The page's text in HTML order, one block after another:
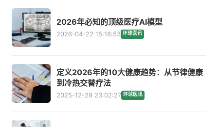
2026年必知的顶级医疗AI模型
2026-04-22 15:18:53 环球医讯
定义2026年的10大健康趋势：从节律健康
到冷热交替疗法
2025-12-29 23:02:27 环球医讯